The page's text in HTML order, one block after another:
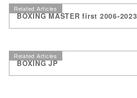
Related Articles
BOXING MASTER first 2006-2023
Related Articles
BOXING JP